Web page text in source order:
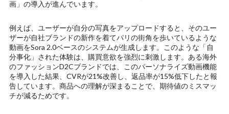
画」の導入が進んでいます。
例えば、ユーザーが自分の写真をアップロードすると、そのユー
ザーが自社ブランドの新作を着てパリの街角を歩いているような
動画をSora 2.0ベースのシステムが生成します。このような「自
分事化」された体験は、購買意欲を強烈に刺激します。ある海外
のファッションD2Cブランドでは、このパーソナライズ動画機能
を導入した結果、CVRが21%改善し、返品率が15%低下したと報
告しています。商品への理解が深まることで、期待値のミスマッ
チが減るためです。